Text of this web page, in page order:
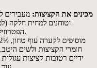
מכינים את הקציצות: מעבירים
וטוחנים למחית חלקה
הפטרוזיליה קוצצים דק). מעבירים לקערה בינונית.
חומרי הקציצות ולשים
ידיים רטובות קציצות